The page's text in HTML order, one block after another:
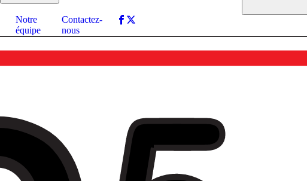
Notre
équipe
Contactez-
nous